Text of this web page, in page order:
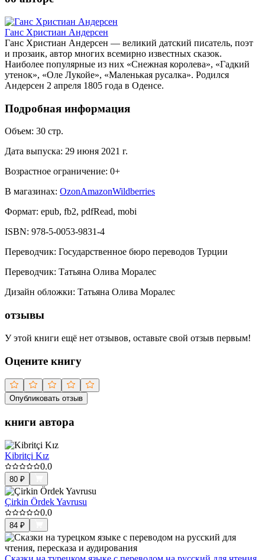
Ганс Христиан Андерсен
Ганс Христиан Андерсен — великий датский писатель, поэт
и прозаик, автор многих всемирно известных сказок.
Наиболее популярные из них «Снежная королева», «Гадкий
утенок», «Оле Лукойе», «Маленькая русалка». Родился
Андерсен 2 апреля 1805 года в Оденсе.
Подробная информация
Объем: 30 стр.
Дата выпуска: 29 июня 2021 г.
Возрастное ограничение: 0+
В магазинах: OzonAmazonWildberries
Формат: epub, fb2, pdfRead, mobi
ISBN: 978-5-0053-9831-4
Переводчик: Государственное бюро переводов Турции
Переводчик: Татьяна Олива Моралес
Дизайн обложки: Татьяна Олива Моралес
отзывы
У этой книги ещё нет отзывов, оставьте свой отзыв первым!
Оцените книгу
Опубликовать отзыв
книги автора
Kibritçi Kız
0.0
80 ₽
Çirkin Ördek Yavrusu
0.0
84 ₽